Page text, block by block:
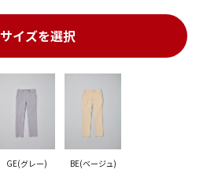
サイズを選択
GE(グレー) BE(ベージュ)